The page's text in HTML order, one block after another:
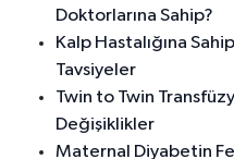
Doktorlarına Sahip?
Kalp Hastalığına
Tavsiyeler
Twin to Twin
Değişiklikler
Maternal Diyabetin